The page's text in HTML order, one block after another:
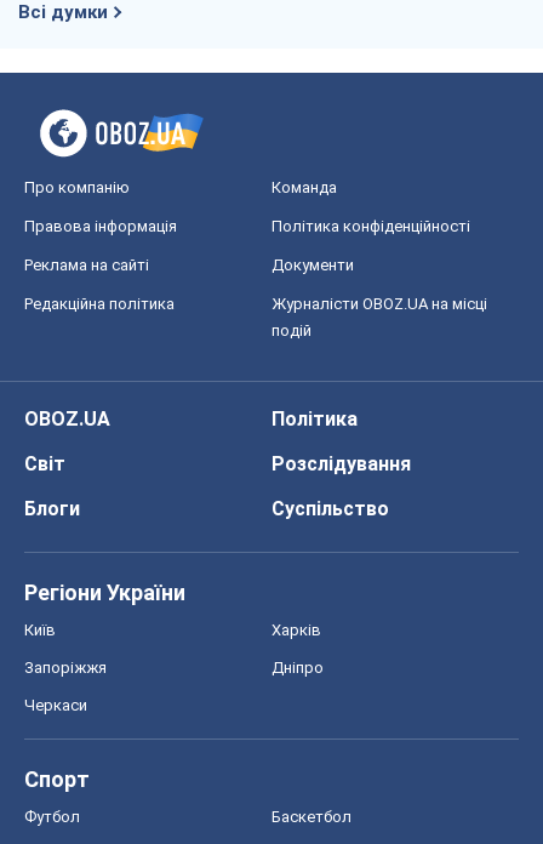
Всі думки
Про компанію Команда
Правова інформація Політика конфіденційності
Реклама на сайті Документи
Редакційна політика
Журналісти OBOZ.UA на місці
подій
OBOZ.UA
Політика
Світ
Розслідування
Блоги
Суспільство
Регіони України
Київ Харків
Запоріжжя Дніпро
Черкаси
Спорт
Футбол Баскетбол